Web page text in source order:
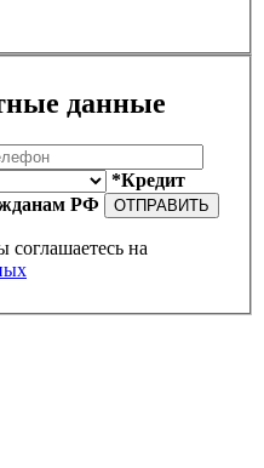
данные
*Кредит
РФ
ОТПРАВИТЬ
на